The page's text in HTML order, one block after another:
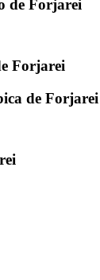
de Forjarei
Forjarei
de Forjarei